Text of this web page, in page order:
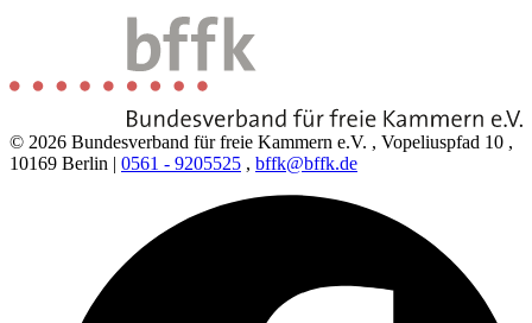
© 2026 Bundesverband für freie Kammern e.V. , Vopeliuspfad 10 ,
10169 Berlin | 0561 - 9205525 , bffk@bffk.de